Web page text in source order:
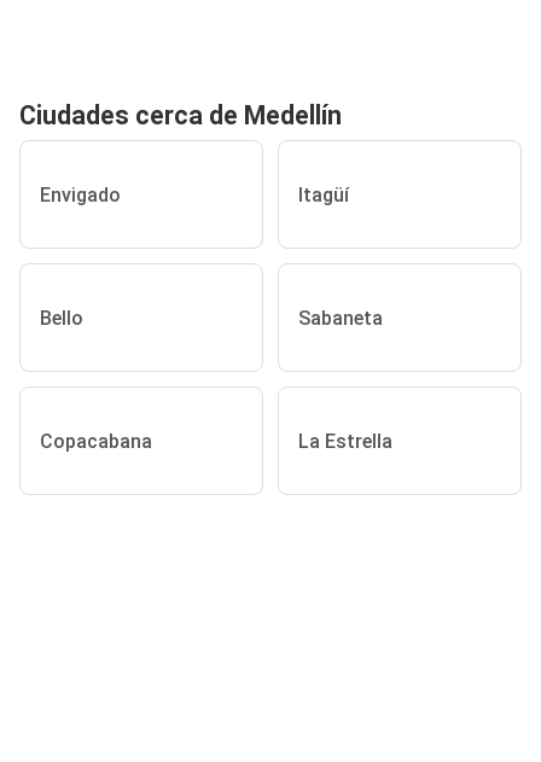
Ciudades cerca de Medellín
Envigado Itagüí
Bello Sabaneta
Copacabana La Estrella